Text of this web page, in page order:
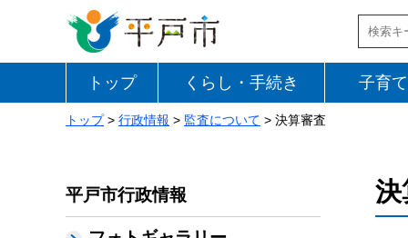
トップ くらし・手続き 子育
トップ> 行政情報 > 監査について > 決算審査
平戸市行政情報 決